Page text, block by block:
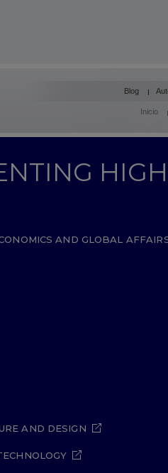
Blog
Inicio
AND GLOBAL
AND DESIGN